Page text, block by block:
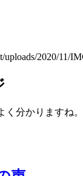
く分かりますね